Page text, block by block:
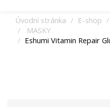
Úvodní stránka E-shop
MASKY
Eshumi Vitamin Repair